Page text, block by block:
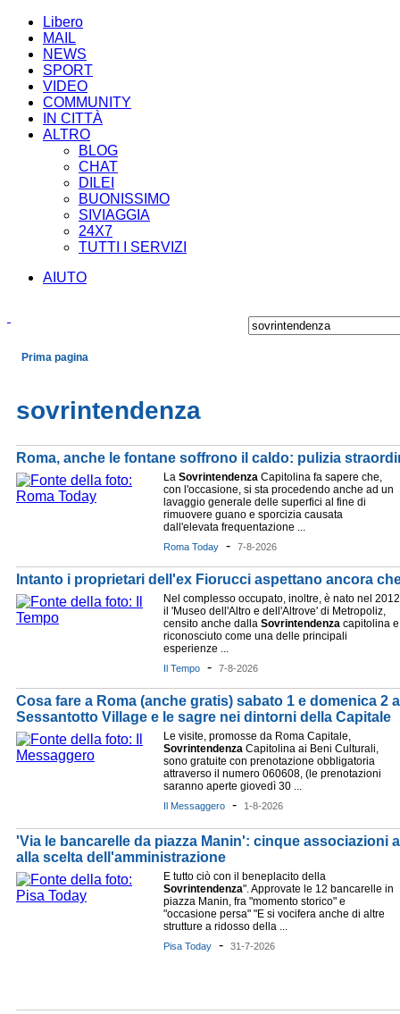
Libero
MAIL
NEWS
SPORT
VIDEO
COMMUNITY
IN CITTÀ
ALTRO
BLOG
CHAT
DILEI
BUONISSIMO
SIVIAGGIA
24X7
TUTTI I SERVIZI
AIUTO
Prima pagina
sovrintendenza
Roma, anche le fontane soffrono il caldo: pulizia
La Sovrintendenza Capitolina fa sapere che,
con l'occasione, si sta procedendo anche ad un
lavaggio generale delle superfici al fine di
rimuovere guano e sporcizia causata
dall'elevata frequentazione ...
Roma Today - 7-8-2026
Intanto i proprietari dell'ex Fiorucci aspettano ancora
Nel complesso occupato, inoltre, è nato nel 2012
il 'Museo dell'Altro e dell'Altrove' di Metropoliz,
censito anche dalla Sovrintendenza capitolina e
riconosciuto come una delle principali
esperienze ...
Il Tempo - 7-8-2026
Cosa fare a Roma (anche gratis) sabato 1 e domenica 2
Sessantotto Village e le sagre nei dintorni della Capitale
Le visite, promosse da Roma Capitale,
Sovrintendenza Capitolina ai Beni Culturali,
sono gratuite con prenotazione obbligatoria
attraverso il numero 060608, (le prenotazioni
saranno aperte giovedì 30 ...
Il Messaggero - 1-8-2026
'Via le bancarelle da piazza Manin': cinque associazioni
alla scelta dell'amministrazione
E tutto ciò con il beneplacito della
Sovrintendenza". Approvate le 12 bancarelle in
piazza Manin, fra "momento storico" e
"occasione persa" "E si vocifera anche di altre
strutture a ridosso della ...
Pisa Today - 31-7-2026